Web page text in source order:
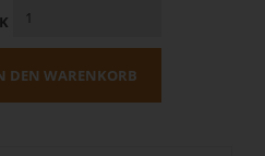
DEN WARENKORB